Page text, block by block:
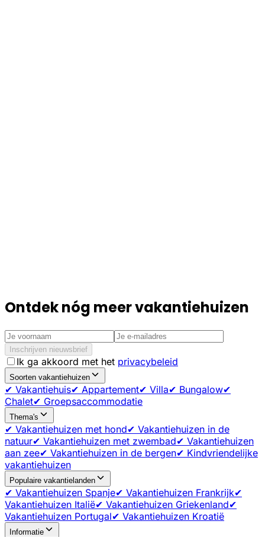
Ontdek nóg meer vakantiehuizen
Inschrijven nieuwsbrief
Ik ga akkoord met het privacybeleid
Soorten vakantiehuizen
✔ Vakantiehuis✔ Appartement✔ Villa✔ Bungalow✔
Chalet✔ Groepsaccommodatie
Thema's
✔ Vakantiehuizen met hond✔ Vakantiehuizen in de
natuur✔ Vakantiehuizen met zwembad✔ Vakantiehuizen
aan zee✔ Vakantiehuizen in de bergen✔ Kindvriendelijke
vakantiehuizen
Populaire vakantielanden
✔ Vakantiehuizen Spanje✔ Vakantiehuizen Frankrijk✔
Vakantiehuizen Italië✔ Vakantiehuizen Griekenland✔
Vakantiehuizen Portugal✔ Vakantiehuizen Kroatië
Informatie